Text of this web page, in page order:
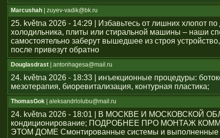
Marcushah | zuyev-vadik@bk.ru
25. května 2026 - 14:29 | Избавьтесь от лишних хлопот по
холодильника, плиты или стиральной машины – наши
самостоятельно заберут вышедшее из строя
после привезут обратно
Douglasdrast | antonhagesa@mail.ru
24. května 2026 - 18:33 | инъекционные процедуры:
мезотерапия, биоревитализация, контурная пластика;
ThomasGok | aleksandrlolubu@mail.ru
24. května 2026 - 18:01 | В МОСКВЕ И МОСКОВСКОЙ
кондиционирование; ПОДРОБНЕЕ ПРО МОНТАЖ
ЭТОМ ДОМЕ Смонтированные системы и выполненные